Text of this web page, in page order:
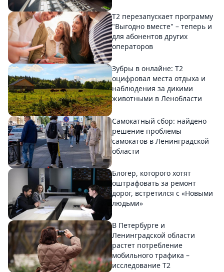
Т2 перезапускает программу
"Выгодно вместе" – теперь и
для абонентов других
операторов
Зубры в онлайне: Т2
оцифровал места отдыха и
наблюдения за дикими
животными в Ленобласти
Самокатный сбор: найдено
решение проблемы
самокатов в Ленинградской
области
Блогер, которого хотят
оштрафовать за ремонт
дорог, встретился с «Новыми
людьми»
В Петербурге и
Ленинградской области
растет потребление
мобильного трафика –
исследование T2